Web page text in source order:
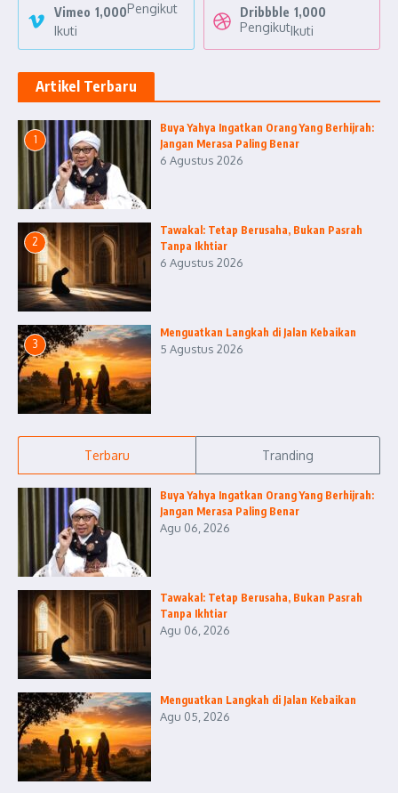
Vimeo 1,000Pengikut
Ikuti
Dribbble 1,000
PengikutIkuti
Artikel Terbaru
1
Buya Yahya Ingatkan Orang Yang Berhijrah:
Jangan Merasa Paling Benar
6 Agustus 2026
2
Tawakal: Tetap Berusaha, Bukan Pasrah
Tanpa Ikhtiar
6 Agustus 2026
3
Menguatkan Langkah di Jalan Kebaikan
5 Agustus 2026
Terbaru Tranding
Buya Yahya Ingatkan Orang Yang Berhijrah:
Jangan Merasa Paling Benar
Agu 06, 2026
Tawakal: Tetap Berusaha, Bukan Pasrah
Tanpa Ikhtiar
Agu 06, 2026
Menguatkan Langkah di Jalan Kebaikan
Agu 05, 2026